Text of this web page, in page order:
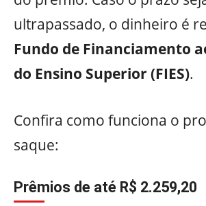
ultrapassado, o dinheiro é
Fundo de Financiamento
do Ensino Superior (FIES).
Confira como funciona o
saque:
Prêmios de até R$ 2.259,20